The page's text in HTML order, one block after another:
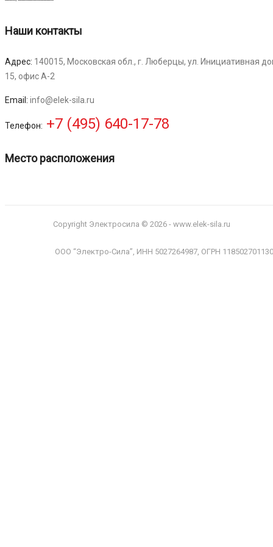
Наши контакты
Адрес: 140015, Московская обл., г. Люберцы, ул. Инициативная
15, офис А-2
Email: info@elek-sila.ru
Телефон: +7 (495) 640-17-78
Место расположения
Copyright Электросила © 2026 - www.elek-sila.ru
ООО “Электро-Сила”, ИНН 5027264987, ОГРН